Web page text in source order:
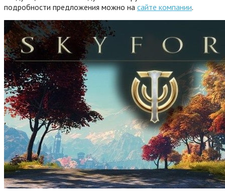
подробности предложения можно на сайте компании.